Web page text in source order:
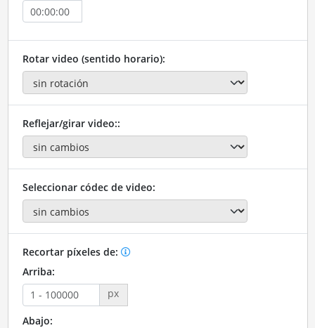
Rotar video (sentido horario):
Reflejar/girar video::
Seleccionar códec de video:
Recortar píxeles de:
Arriba:
px
Abajo: